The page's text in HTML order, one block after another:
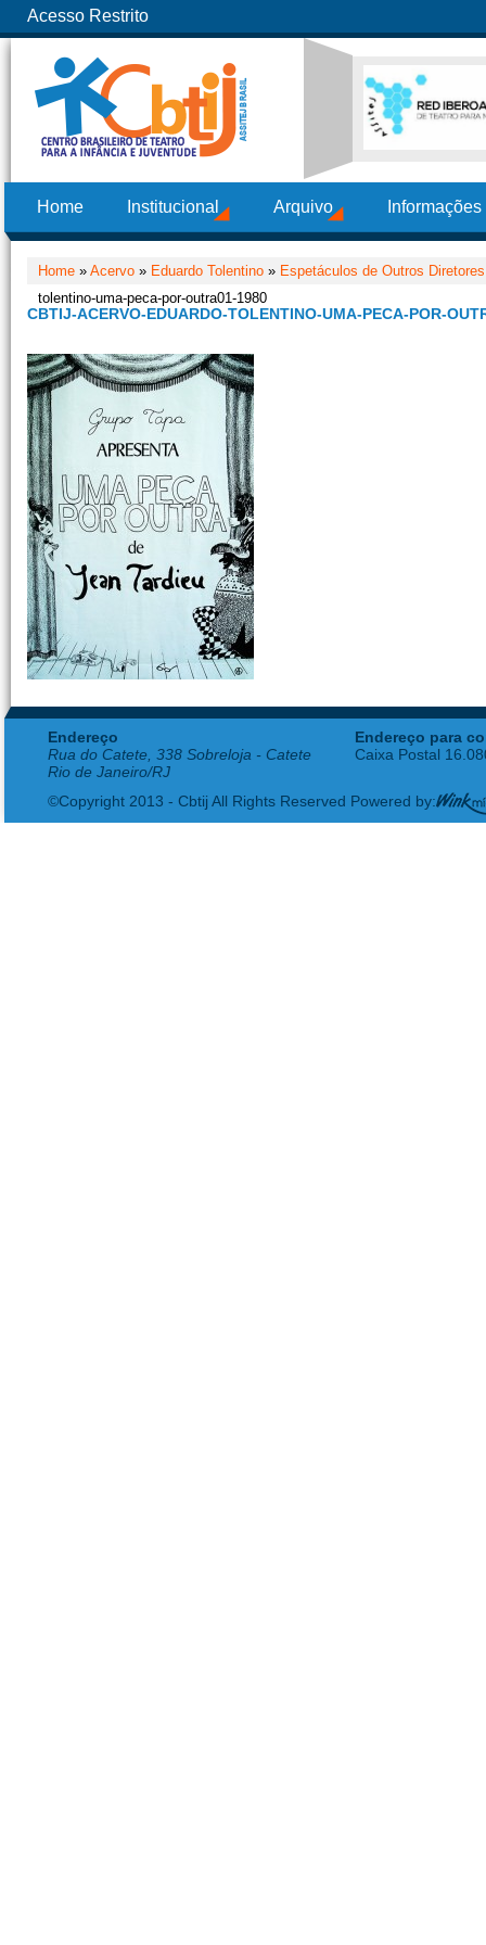
Acesso Restrito
Home Institucional Arquivo
Home » Acervo » Eduardo Tolentino » Espetáculos de Outros
tolentino-uma-peca-por-outra01-1980
CBTIJ-ACERVO-EDUARDO-TOLENTINO-UMA-PECA-POR-
Endereço
Rua do Catete, 338 Sobreloja - Catete
Rio de Janeiro/RJ
Endereço para
Caixa Postal
©Copyright 2013 - Cbtij All Rights Reserved Powered by: